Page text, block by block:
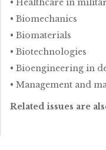
• Healthcare in
• Biomechanics
• Biomaterials
• Biotechnologies
• Bioengineering in
• Management and
Related issues are